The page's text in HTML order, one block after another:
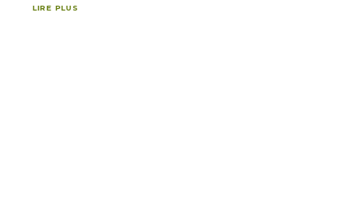
LIRE PLUS